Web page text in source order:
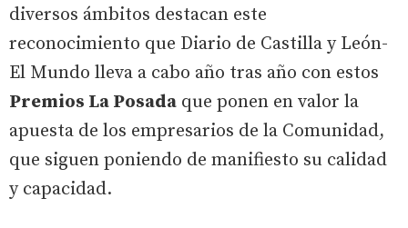
diversos ámbitos destacan este
reconocimiento que Diario de Castilla y León-
El Mundo lleva a cabo año tras año con estos
Premios La Posada que ponen en valor la
apuesta de los empresarios de la Comunidad,
que siguen poniendo de manifiesto su calidad
y capacidad.